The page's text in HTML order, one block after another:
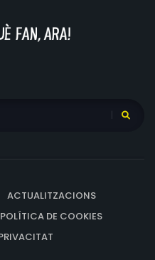
ACTUALITZACIONS
POLÍTICA DE COOKIES